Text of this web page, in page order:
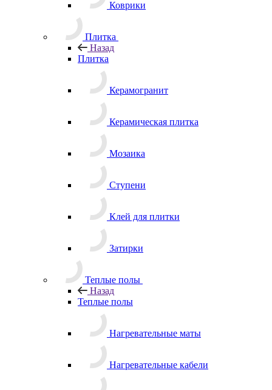
Коврики
Плитка
Назад
Плитка
Керамогранит
Керамическая плитка
Мозаика
Ступени
Клей для плитки
Затирки
Теплые полы
Назад
Теплые полы
Нагревательные маты
Нагревательные кабели